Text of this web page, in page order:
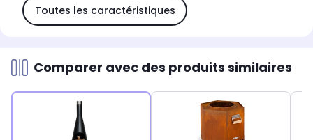
Toutes les caractéristiques
Comparer avec des produits similaires